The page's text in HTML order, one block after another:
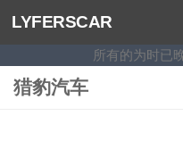
跳至内容
LYFERSCAR
所有的为时已
猎豹汽车